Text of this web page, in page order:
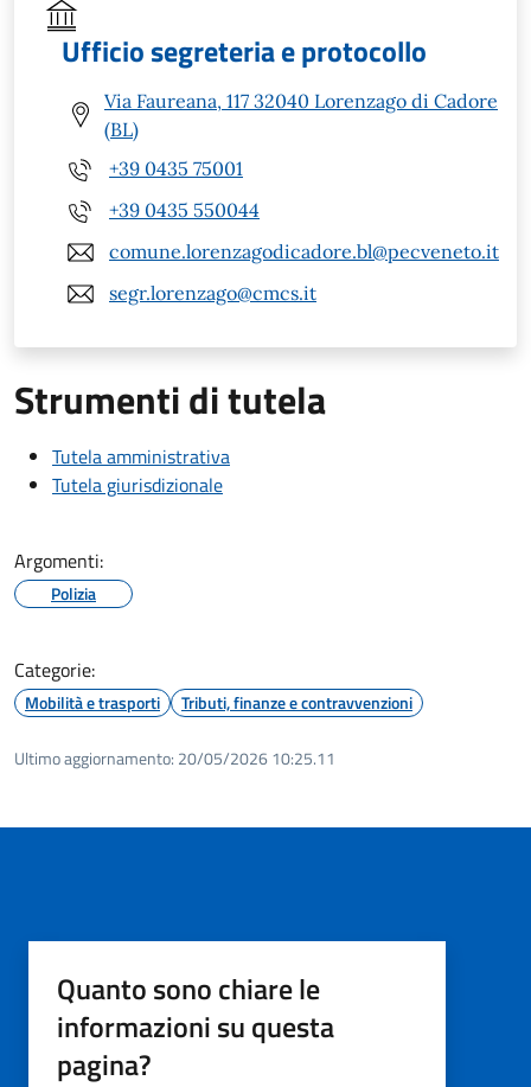
Ufficio segreteria e protocollo
Via Faureana, 117 32040 Lorenzago di Cadore
(BL)
+39 0435 75001
+39 0435 550044
comune.lorenzagodicadore.bl@pecveneto.it
segr.lorenzago@cmcs.it
Strumenti di tutela
Tutela amministrativa
Tutela giurisdizionale
Argomenti:
Polizia
Categorie:
Mobilità e trasporti Tributi, finanze e contravvenzioni
Ultimo aggiornamento: 20/05/2026 10:25.11
Quanto sono chiare le
informazioni su questa
pagina?